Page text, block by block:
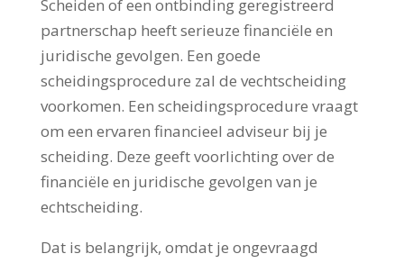
Scheiden of een ontbinding geregistreerd
partnerschap heeft serieuze financiële en
juridische gevolgen. Een goede
scheidingsprocedure zal de vechtscheiding
voorkomen. Een scheidingsprocedure vraagt
om een ervaren financieel adviseur bij je
scheiding. Deze geeft voorlichting over de
financiële en juridische gevolgen van je
echtscheiding.
Dat is belangrijk, omdat je ongevraagd